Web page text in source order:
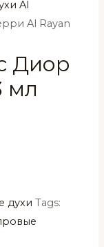
Al
Al Rayan
Диор
мл
духи Tags: